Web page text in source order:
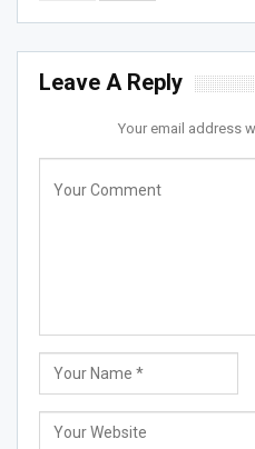
Leave A Reply
Your email address